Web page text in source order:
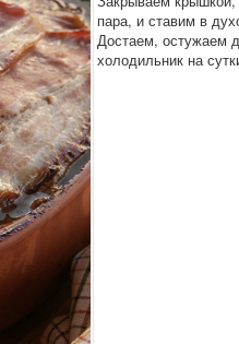
пара, и ставим в
Достаем, остужаем
холодильник на